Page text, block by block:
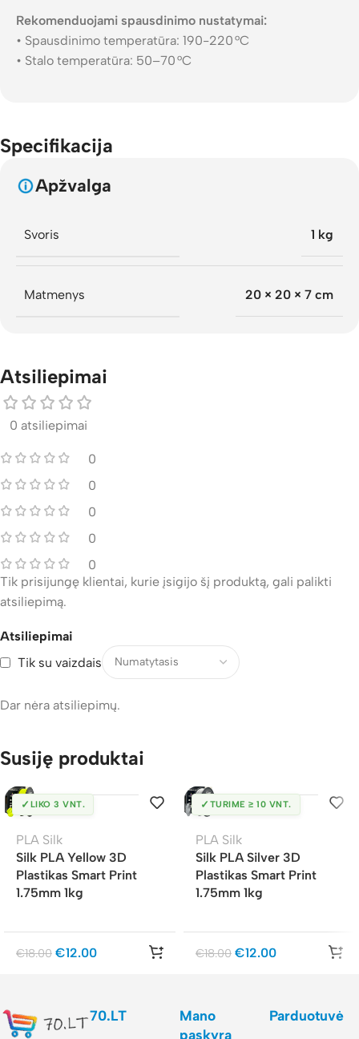
Rekomenduojami spausdinimo nustatymai:
• Spausdinimo temperatūra: 190-220 °C
• Stalo temperatūra: 50–70 °C
Specifikacija
Apžvalga
Svoris 1 kg
Matmenys 20 × 20 × 7 cm
Atsiliepimai
0 atsiliepimai
0
0
0
0
0
Atsiliepimai
Tik su vaizdais
Dar nėra atsiliepimų.
Tik prisijungę klientai, kurie įsigijo šį produktą, gali palikti
atsiliepimą.
Susiję produktai
✓ LIKO 3 VNT.
PLA Silk
Silk PLA Yellow 3D
Plastikas Smart Print
1.75mm 1kg
€18.00 €12.00
✓ TURIME ≥ 10 VNT.
PLA Silk
Silk PLA Silver 3D
Plastikas Smart Print
1.75mm 1kg
€18.00 €12.00
70.LT
Mano
paskyra
Parduotuvė